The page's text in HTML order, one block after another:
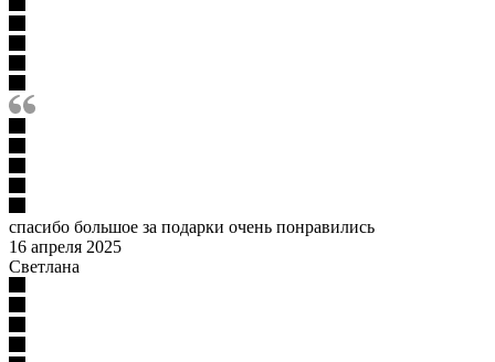
спасибо большое за подарки очень понравились
16 апреля 2025
Светлана